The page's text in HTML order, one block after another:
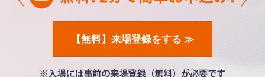
【無料】来場登録をする ≫